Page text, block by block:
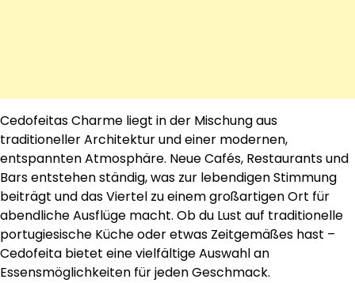
Cedofeitas Charme liegt in der Mischung aus
traditioneller Architektur und einer modernen,
entspannten Atmosphäre. Neue Cafés, Restaurants und
Bars entstehen ständig, was zur lebendigen Stimmung
beiträgt und das Viertel zu einem großartigen Ort für
abendliche Ausflüge macht. Ob du Lust auf traditionelle
portugiesische Küche oder etwas Zeitgemäßes hast –
Cedofeita bietet eine vielfältige Auswahl an
Essensmöglichkeiten für jeden Geschmack.